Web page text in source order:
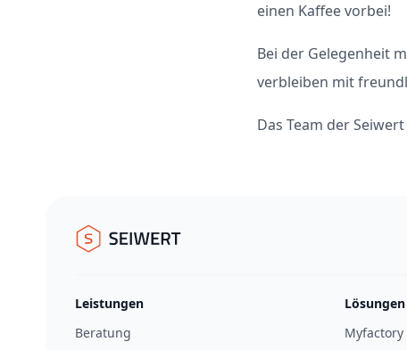
einen Kaffee vorbei!
Bei der Gelegenheit
verbleiben mit
Das Team der
Seiwert GmbH
Leistungen
Beratung
Lösungen
Myfactory